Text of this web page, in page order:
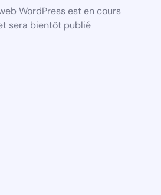
WordPress est en cours
sera bientôt publié